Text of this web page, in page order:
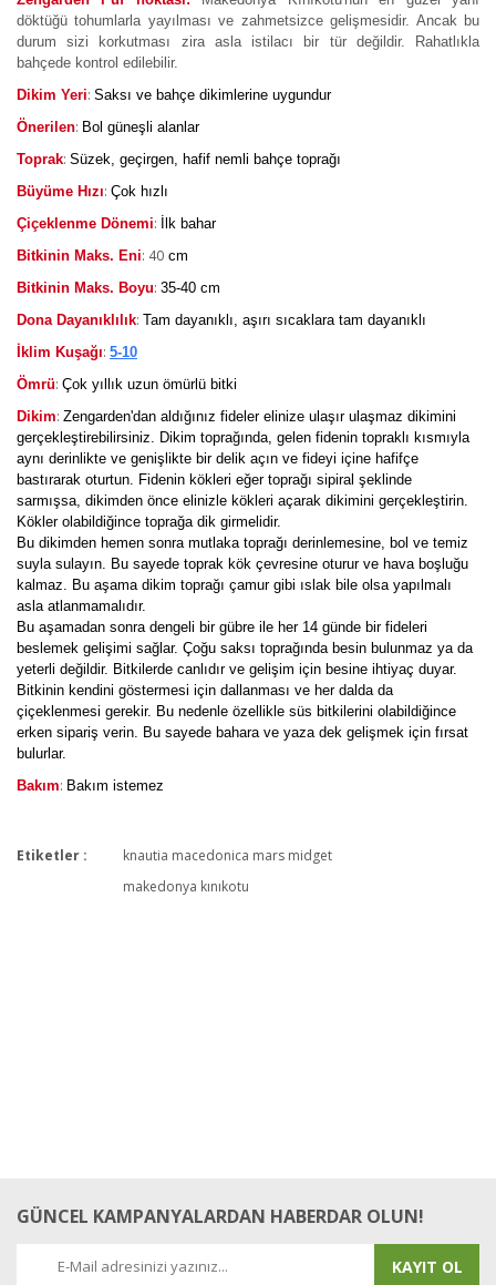
döktüğü tohumlarla yayılması ve zahmetsizce gelişmesidir. Ancak bu
durum sizi korkutması zira asla istilacı bir tür değildir. Rahatlıkla
bahçede kontrol edilebilir.
Dikim Yeri: Saksı ve bahçe dikimlerine uygundur
Önerilen: Bol güneşli alanlar
Toprak: Süzek, geçirgen, hafif nemli bahçe toprağı
Büyüme Hızı: Çok hızlı
Çiçeklenme Dönemi:
İlk bahar
Bitkinin Maks. Eni: 40 cm
Bitkinin Maks. Boyu: 35-40 cm
Dona Dayanıklılık: Tam dayanıklı, aşırı sıcaklara tam dayanıklı
İklim Kuşağı: 5-10
Ömrü: Çok yıllık uzun ömürlü bitki
Dikim: Zengarden'dan aldığınız fideler elinize ulaşır ulaşmaz dikimini
gerçekleştirebilirsiniz. Dikim toprağında, gelen fidenin topraklı kısmıyla
aynı derinlikte ve genişlikte bir delik açın ve fideyi içine hafifçe
bastırarak oturtun. Fidenin kökleri eğer toprağı sipiral şeklinde
sarmışsa, dikimden önce elinizle kökleri açarak dikimini gerçekleştirin.
Kökler olabildiğince toprağa dik girmelidir.
Bu dikimden hemen sonra mutlaka toprağı derinlemesine, bol ve temiz
suyla sulayın. Bu sayede toprak kök çevresine oturur ve hava boşluğu
kalmaz. Bu aşama dikim toprağı çamur gibi ıslak bile olsa yapılmalı
asla atlanmamalıdır.
Bu aşamadan sonra dengeli bir gübre ile her 14 günde bir fideleri
beslemek gelişimi sağlar. Çoğu saksı toprağında besin bulunmaz ya da
yeterli değildir. Bitkilerde canlıdır ve gelişim için besine ihtiyaç duyar.
Bitkinin kendini göstermesi için dallanması ve her dalda da
çiçeklenmesi gerekir. Bu nedenle özellikle süs bitkilerini olabildiğince
erken sipariş verin. Bu sayede bahara ve yaza dek gelişmek için fırsat
bulurlar.
Bakım: Bakım istemez
Bu ürüne ilk yorumu siz yapın!
Etiketler :
knautia macedonica mars midget
makedonya kınıkotu
GÜNCEL KAMPANYALARDAN HABERDAR OLUN!
KAYIT OL